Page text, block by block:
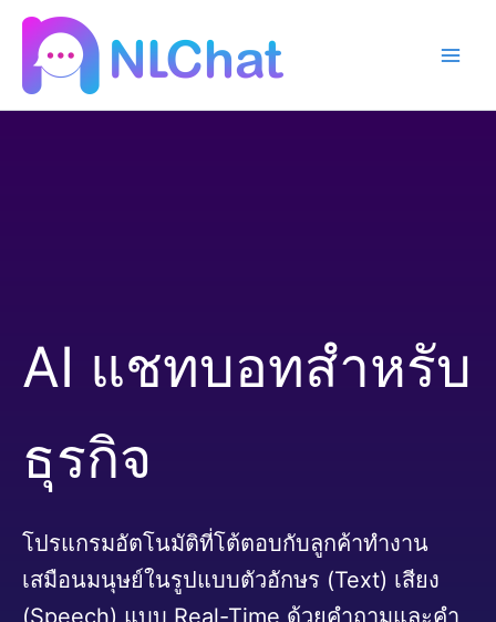
Skip
content
AI แชทบอทสำหรับ
ธุรกิจ
โปรแกรมอัตโนมัติที่โต้ตอบกับลูกค้าทำงาน
เสมือนมนุษย์ในรูปแบบตัวอักษร (Text) เสียง
(Speech) แบบ Real-Time ด้วยคำถามและคำ